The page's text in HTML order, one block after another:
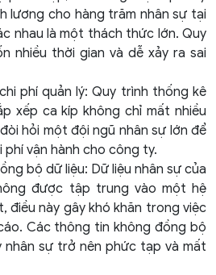
lương cho hàng trăm nhân sự tại
nhau là một thách thức lớn. Quy
nhiều thời gian và dễ xảy ra sai
phí quản lý: Quy trình thống kê
xếp ca kíp không chỉ mất nhiều
hỏi một đội ngũ nhân sự lớn để
phí vận hành cho công ty.
bộ dữ liệu: Dữ liệu nhân sự của
được tập trung vào một hệ
điều này gây khó khăn trong việc
Các thông tin không đồng bộ
nhân sự trở nên phức tạp và mất